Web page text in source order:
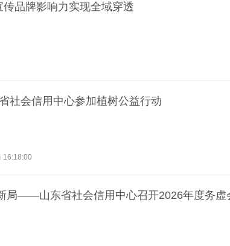
品牌影响力实现全域穿透
社会信用中心参加植树公益行动
16:18:00
局——山东省社会信用中心召开2026年度务虚